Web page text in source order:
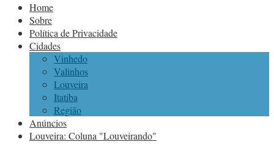
Home
Sobre
Política de Privacidade
Cidades
Vinhedo
Valinhos
Louveira
Itatiba
Região
Anúncios
Louveira: Coluna "Louveirando"